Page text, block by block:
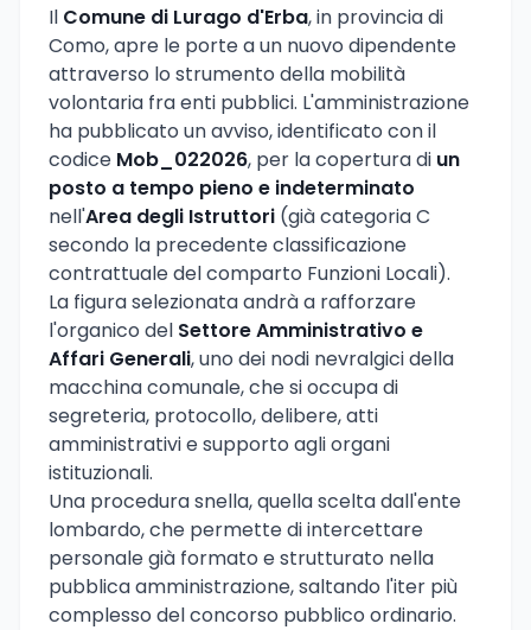
Il Comune di Lurago d'Erba, in provincia di
Como, apre le porte a un nuovo dipendente
attraverso lo strumento della mobilità
volontaria fra enti pubblici. L'amministrazione
ha pubblicato un avviso, identificato con il
codice Mob_022026, per la copertura di un
posto a tempo pieno e indeterminato
nell'Area degli Istruttori (già categoria C
secondo la precedente classificazione
contrattuale del comparto Funzioni Locali).
La figura selezionata andrà a rafforzare
l'organico del Settore Amministrativo e
Affari Generali, uno dei nodi nevralgici della
macchina comunale, che si occupa di
segreteria, protocollo, delibere, atti
amministrativi e supporto agli organi
istituzionali.
Una procedura snella, quella scelta dall'ente
lombardo, che permette di intercettare
personale già formato e strutturato nella
pubblica amministrazione, saltando l'iter più
complesso del concorso pubblico ordinario.